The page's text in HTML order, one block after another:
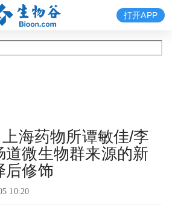
打开APP
海药物所谭敏佳/李
道微生物群来源的新
后修饰
10:20